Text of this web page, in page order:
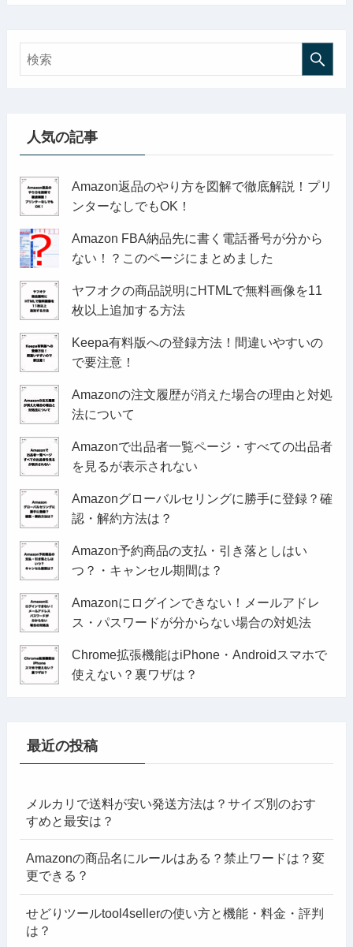
人気の記事
Amazon返品のやり方を図解で徹底解説！プリ
ンターなしでもOK！
Amazon FBA納品先に書く電話番号が分から
ない！？このページにまとめました
ヤフオクの商品説明にHTMLで無料画像を11
枚以上追加する方法
Keepa有料版への登録方法！間違いやすいの
で要注意！
Amazonの注文履歴が消えた場合の理由と対処
法について
Amazonで出品者一覧ページ・すべての出品者
を見るが表示されない
Amazonグローバルセリングに勝手に登録？確
認・解約方法は？
Amazon予約商品の支払・引き落としはい
つ？・キャンセル期間は？
Amazonにログインできない！メールアドレ
ス・パスワードが分からない場合の対処法
Chrome拡張機能はiPhone・Androidスマホで
使えない？裏ワザは？
最近の投稿
メルカリで送料が安い発送方法は？サイズ別のおす
すめと最安は？
Amazonの商品名にルールはある？禁止ワードは？変
更できる？
せどりツールtool4sellerの使い方と機能・料金・評判
は？